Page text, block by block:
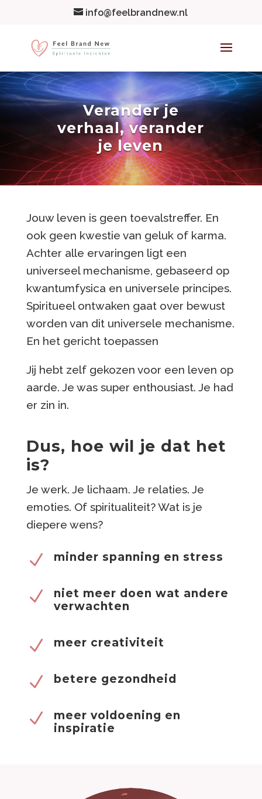
info@feelbrandnew.nl
Verander je
verhaal, verander
je leven
Jouw leven is geen toevalstreffer. En
ook geen kwestie van geluk of karma.
Achter alle ervaringen ligt een
universeel mechanisme, gebaseerd op
kwantumfysica en universele principes.
Spiritueel ontwaken gaat over bewust
worden van dit universele mechanisme.
En het gericht toepassen
Jij hebt zelf gekozen voor een leven op
aarde. Je was super enthousiast. Je had
er zin in.
Dus, hoe wil je dat het
is?
Je werk. Je lichaam. Je relaties. Je
emoties. Of spiritualiteit? Wat is je
diepere wens?
N minder spanning en stress
N
niet meer doen wat andere
verwachten
N meer creativiteit
N betere gezondheid
N
meer voldoening en
inspiratie